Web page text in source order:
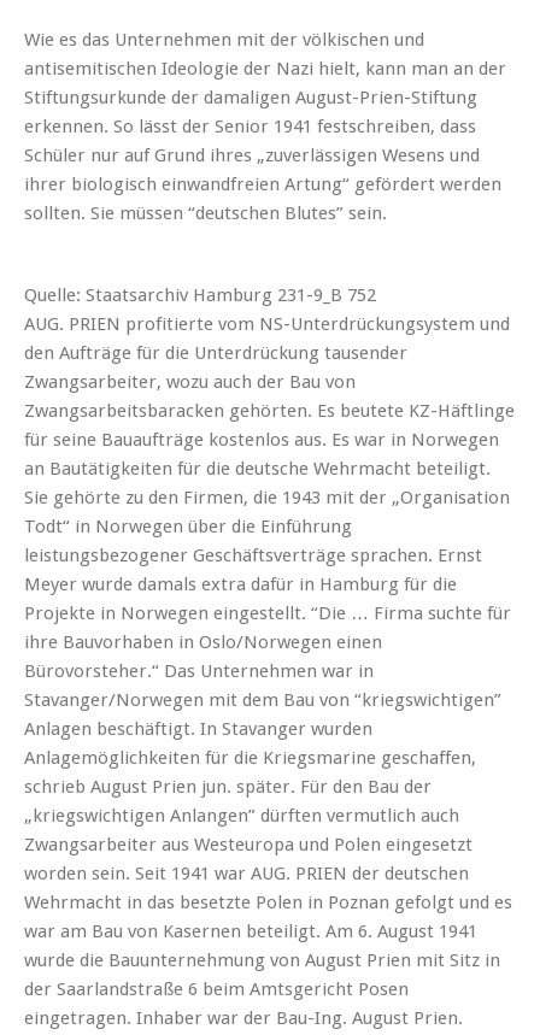
Wie es das Unternehmen mit der völkischen und
antisemitischen Ideologie der Nazi hielt, kann man an der
Stiftungsurkunde der damaligen August-Prien-Stiftung
erkennen. So lässt der Senior 1941 festschreiben, dass
Schüler nur auf Grund ihres „zuverlässigen Wesens und
ihrer biologisch einwandfreien Artung“ gefördert werden
sollten. Sie müssen “deutschen Blutes” sein.
Quelle: Staatsarchiv Hamburg 231-9_B 752
AUG. PRIEN profitierte vom NS-Unterdrückungsystem und
den Aufträge für die Unterdrückung tausender
Zwangsarbeiter, wozu auch der Bau von
Zwangsarbeitsbaracken gehörten. Es beutete KZ-Häftlinge
für seine Bauaufträge kostenlos aus. Es war in Norwegen
an Bautätigkeiten für die deutsche Wehrmacht beteiligt.
Sie gehörte zu den Firmen, die 1943 mit der „Organisation
Todt“ in Norwegen über die Einführung
leistungsbezogener Geschäftsverträge sprachen. Ernst
Meyer wurde damals extra dafür in Hamburg für die
Projekte in Norwegen eingestellt. “Die … Firma suchte für
ihre Bauvorhaben in Oslo/Norwegen einen
Bürovorsteher.“ Das Unternehmen war in
Stavanger/Norwegen mit dem Bau von “kriegswichtigen”
Anlagen beschäftigt. In Stavanger wurden
Anlagemöglichkeiten für die Kriegsmarine geschaffen,
schrieb August Prien jun. später. Für den Bau der
„kriegswichtigen Anlangen” dürften vermutlich auch
Zwangsarbeiter aus Westeuropa und Polen eingesetzt
worden sein. Seit 1941 war AUG. PRIEN der deutschen
Wehrmacht in das besetzte Polen in Poznan gefolgt und es
war am Bau von Kasernen beteiligt. Am 6. August 1941
wurde die Bauunternehmung von August Prien mit Sitz in
der Saarlandstraße 6 beim Amtsgericht Posen
eingetragen. Inhaber war der Bau-Ing. August Prien.